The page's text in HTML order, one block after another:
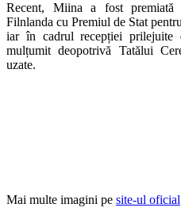
Recent, Miina a fost
Filnlanda cu Premiul de Stat
iar în cadrul recepției prilejuite
mulțumit deopotrivă Tatălui
uzate.
Mai multe imagini pe site-ul oficial